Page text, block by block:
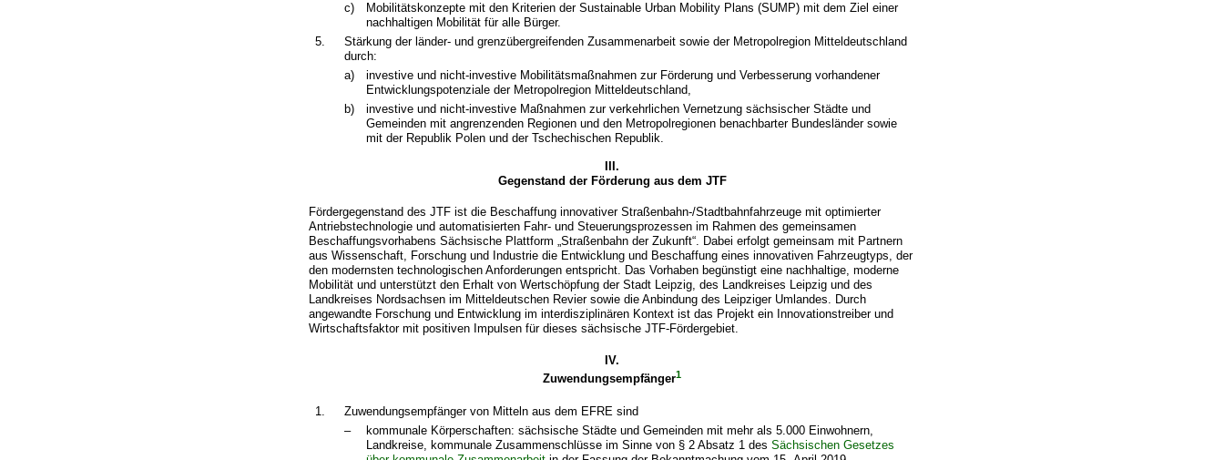
c)
Mobilitätskonzepte mit den Kriterien der Sustainable Urban Mobility Plans (SUMP) mit dem Ziel einer
nachhaltigen Mobilität für alle Bürger.
5.
Stärkung der länder- und grenzübergreifenden Zusammenarbeit sowie der Metropolregion Mitteldeutschland
durch:
a)
investive und nicht-investive Mobilitätsmaßnahmen zur Förderung und Verbesserung vorhandener
Entwicklungspotenziale der Metropolregion Mitteldeutschland,
b)
investive und nicht-investive Maßnahmen zur verkehrlichen Vernetzung sächsischer Städte und
Gemeinden mit angrenzenden Regionen und den Metropolregionen benachbarter Bundesländer sowie
mit der Republik Polen und der Tschechischen Republik.
III.
Gegenstand der Förderung aus dem JTF
Fördergegenstand des JTF ist die Beschaffung innovativer Straßenbahn-/Stadtbahnfahrzeuge mit optimierter
Antriebstechnologie und automatisierten Fahr- und Steuerungsprozessen im Rahmen des gemeinsamen
Beschaffungsvorhabens Sächsische Plattform „Straßenbahn der Zukunft“. Dabei erfolgt gemeinsam mit Partnern
aus Wissenschaft, Forschung und Industrie die Entwicklung und Beschaffung eines innovativen Fahrzeugtyps, der
den modernsten technologischen Anforderungen entspricht. Das Vorhaben begünstigt eine nachhaltige, moderne
Mobilität und unterstützt den Erhalt von Wertschöpfung der Stadt Leipzig, des Landkreises Leipzig und des
Landkreises Nordsachsen im Mitteldeutschen Revier sowie die Anbindung des Leipziger Umlandes. Durch
angewandte Forschung und Entwicklung im interdisziplinären Kontext ist das Projekt ein Innovationstreiber und
Wirtschaftsfaktor mit positiven Impulsen für dieses sächsische JTF-Fördergebiet.
IV.
Zuwendungsempfänger1
1.
Zuwendungsempfänger von Mitteln aus dem EFRE sind
–
kommunale Körperschaften: sächsische Städte und Gemeinden mit mehr als 5.000 Einwohnern,
Landkreise, kommunale Zusammenschlüsse im Sinne von § 2 Absatz 1 des Sächsischen Gesetzes